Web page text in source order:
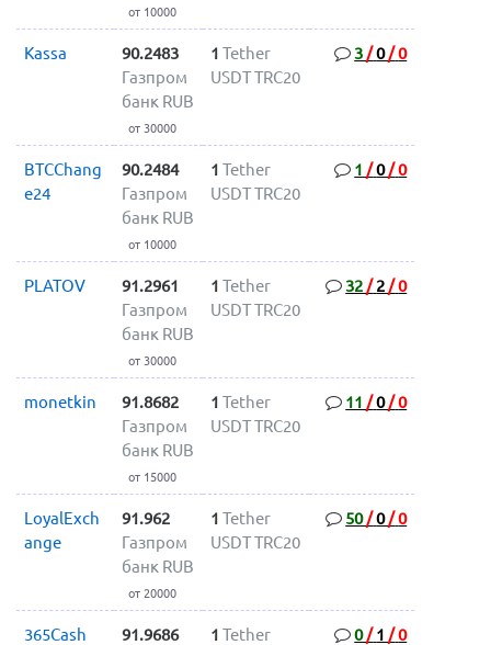
от 10000
Kassa
90.2483
Газпром
банк RUB
от 30000
1 Tether
USDT TRC20
3 /0/0
BTCChang
e24
90.2484
Газпром
банк RUB
от 10000
1 Tether
USDT TRC20
1 /0/0
PLATOV
91.2961
Газпром
банк RUB
от 30000
1 Tether
USDT TRC20
32 / 2 /0
monetkin
91.8682
Газпром
банк RUB
от 15000
1 Tether
USDT TRC20
11 /0/0
LoyalExch
ange
91.962
Газпром
банк RUB
от 20000
1 Tether
USDT TRC20
50/0/0
365Cash
91.9686
1 Tether
0/ 1 /0